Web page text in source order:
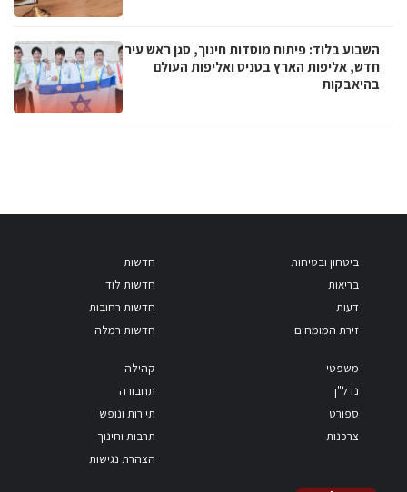
השבוע בלוד: פיתוח מוסדות חינוך, סגן ראש עיר
חדש, אליפות הארץ בטניס ואליפות העולם
בהיאבקות
ביטחון ובטיחות
בריאות
דעות
זירת המומחים
חדשות
חדשות לוד
חדשות רחובות
חדשות רמלה
משפטי
נדל"ן
ספורט
צרכנות
קהילה
תחבורה
תיירות ונופש
תרבות וחינוך
הצהרת נגישות